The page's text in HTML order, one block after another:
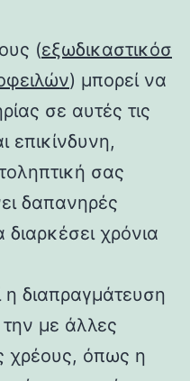
(εξωδικαστικόσ
) μπορεί να
σε αυτές τις
επικίνδυνη,
σας
δαπανηρές
χρόνια
η διαπραγμάτευση
με άλλες
χρέους, όπως η